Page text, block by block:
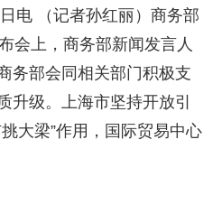
电 （记者孙红丽）商务部
会上，商务部新闻发言人
务部会同相关部门积极支
升级。上海市坚持开放引
大梁”作用，国际贸易中心